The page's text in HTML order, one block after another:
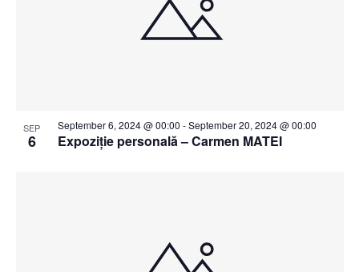
SEP
6 Expoziție personală – Carmen MATEI
September 6, 2024 @ 00:00 -September 20, 2024 @ 00:00